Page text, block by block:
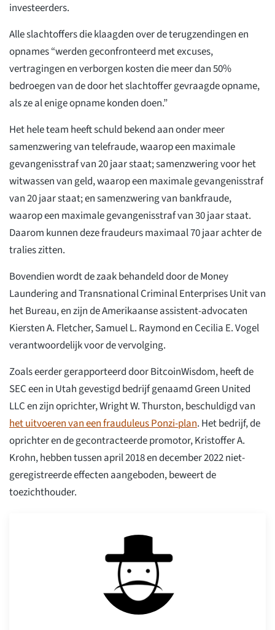
investeerders.
Alle slachtoffers die klaagden over de terugzendingen en
opnames “werden geconfronteerd met excuses,
vertragingen en verborgen kosten die meer dan 50%
bedroegen van de door het slachtoffer gevraagde opname,
als ze al enige opname konden doen.”
Het hele team heeft schuld bekend aan onder meer
samenzwering van telefraude, waarop een maximale
gevangenisstraf van 20 jaar staat; samenzwering voor het
witwassen van geld, waarop een maximale gevangenisstraf
van 20 jaar staat; en samenzwering van bankfraude,
waarop een maximale gevangenisstraf van 30 jaar staat.
Daarom kunnen deze fraudeurs maximaal 70 jaar achter de
tralies zitten.
Bovendien wordt de zaak behandeld door de Money
Laundering and Transnational Criminal Enterprises Unit van
het Bureau, en zijn de Amerikaanse assistent-advocaten
Kiersten A. Fletcher, Samuel L. Raymond en Cecilia E. Vogel
verantwoordelijk voor de vervolging.
Zoals eerder gerapporteerd door BitcoinWisdom, heeft de
SEC een in Utah gevestigd bedrijf genaamd Green United
LLC en zijn oprichter, Wright W. Thurston, beschuldigd van
het uitvoeren van een frauduleus Ponzi-plan. Het bedrijf, de
oprichter en de gecontracteerde promotor, Kristoffer A.
Krohn, hebben tussen april 2018 en december 2022 niet-
geregistreerde effecten aangeboden, beweert de
toezichthouder.